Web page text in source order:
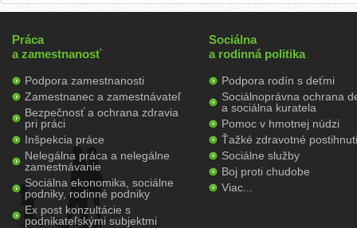
Práca
a zamestnanosť
Podpora zamestnanosti
Zamestnanec a zamestnávateľ
Bezpečnosť a ochrana zdravia
pri práci
Inšpekcia práce
Nelegálna práca a nelegálne
zamestnávanie
Sociálna ekonomika, sociálne
podniky, rodinné podniky
Ex post konzultácie s
podnikateľskými subjektmi
Sociálna
a rodinná politika
Podpora rodín s deťmi
Sociálnoprávna ochrana
a sociálna kuratela
Pomoc v hmotnej núdzi
Ťažké zdravotné
Sociálne služby
Boj proti chudobe
Viac...